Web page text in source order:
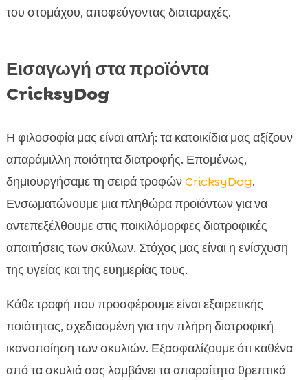
του στομάχου, αποφεύγοντας διαταραχές.
Εισαγωγή στα προϊόντα
CricksyDog
Η φιλοσοφία μας είναι απλή: τα κατοικίδια μας αξίζουν
απαράμιλλη ποιότητα διατροφής. Επομένως,
δημιουργήσαμε τη σειρά τροφώνCricksyDog.
Ενσωματώνουμε μια πληθώρα προϊόντων για να
αντεπεξέλθουμε στις ποικιλόμορφες διατροφικές
απαιτήσεις των σκύλων. Στόχος μας είναι η ενίσχυση
της υγείας και της ευημερίας τους.
Κάθε τροφή που προσφέρουμε είναι εξαιρετικής
ποιότητας, σχεδιασμένη για την πλήρη διατροφική
ικανοποίηση των σκυλιών. Εξασφαλίζουμε ότι καθένα
από τα σκυλιά σας λαμβάνει τα απαραίτητα θρεπτικά